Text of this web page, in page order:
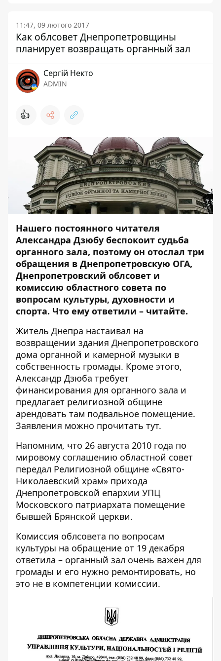
11:47, 09 лютого 2017
Как облсовет Днепропетровщины
планирует возвращать органный зал
Сергій Некто
ADMIN
👍
Нашего постоянного читателя
Александра Дзюбу беспокоит судьба
органного зала, поэтому он отослал три
обращения в Днепропетровскую ОГА,
Днепропетровский облсовет и
комиссию областного совета по
вопросам культуры, духовности и
спорта. Что ему ответили – читайте.
Житель Днепра настаивал на
возвращении здания Днепропетровского
дома органной и камерной музыки в
собственность громады. Кроме этого,
Александр Дзюба требует
финансирования для органного зала и
предлагает религиозной общине
арендовать там подвальное помещение.
Заявления можно прочитать тут.
Напомним, что 26 августа 2010 года по
мировому соглашению областной совет
передал Религиозной общине «Свято-
Николаевский храм» прихода
Днепропетровской епархии УПЦ
Московского патриархата помещение
бывшей Брянской церкви.
Комиссия облсовета по вопросам
культуры на обращение от 19 декабря
ответила – органный зал очень важен для
громады и его нужно ремонтировать, но
это не в компетенции комиссии.